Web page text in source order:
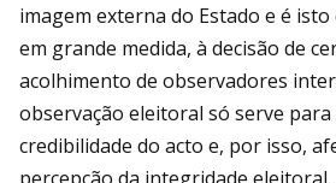
imagem externa do Estado e é
em grande medida, à decisão de
acolhimento de observadores
observação eleitoral só serve
credibilidade do acto e, por isso,